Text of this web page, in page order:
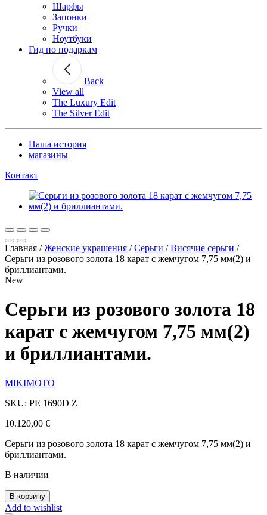
Шарфы
Запонки
Ручки
Ноутбуки
Гид по подаркам
Back
View all
The Luxury Edit
The Silver Edit
Наша история
магазины
Контакт
Главная /Женские украшения /Серьги /Висячие серьги /
Серьги из розового золота 18 карат с жемчугом 7,75 мм(2) и
бриллиантами.
New
Серьги из розового золота 18
карат с жемчугом 7,75 мм(2)
и бриллиантами.
MIKIMOTO
SKU: PE 1690D Z
10.120,00 €
Серьги из розового золота 18 карат с жемчугом 7,75 мм(2) и
бриллиантами.
В наличии
В корзину
Add to wishlist